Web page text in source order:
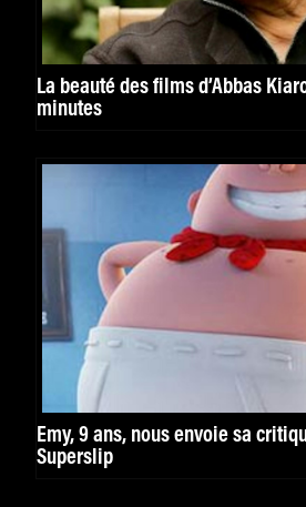
La beauté des films d’Abbas
minutes
Emy, 9 ans, nous envoie sa
Superslip